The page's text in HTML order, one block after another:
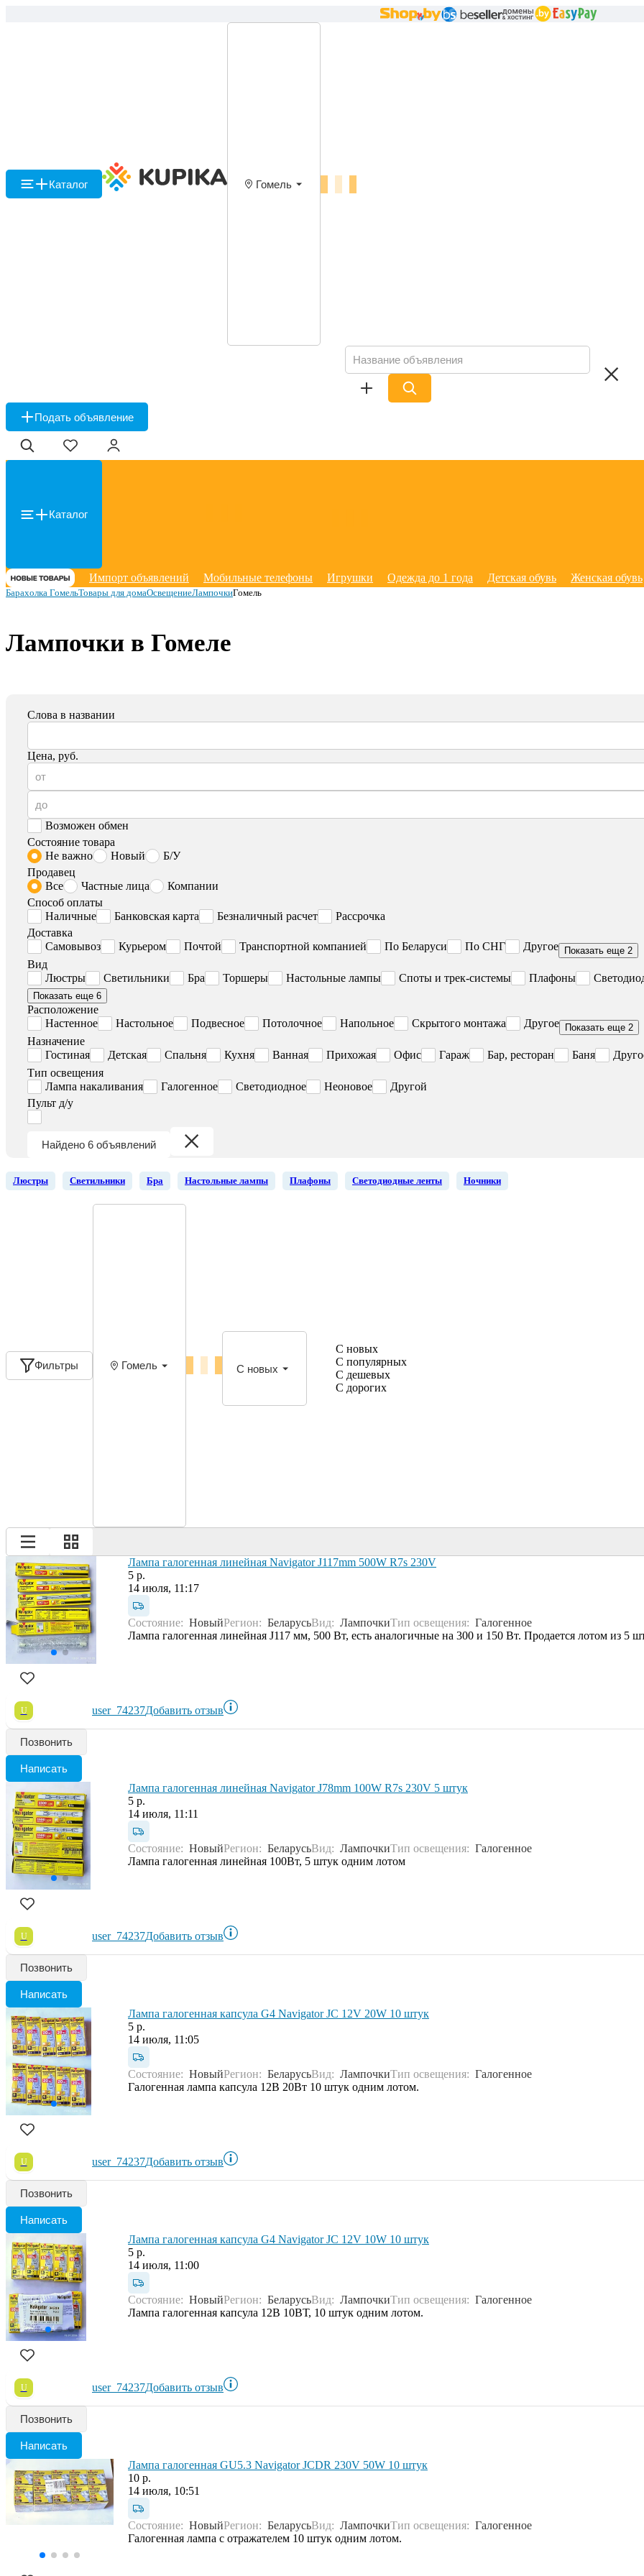
Каталог Гомель
Подать объявление
Каталог
Импорт объявлений Мобильные телефоны Игрушки Одежда до 1 года Детская обувь Женская обувь
Барахолка ГомельТовары для домаОсвещениеЛампочкиГомель
Лампочки в Гомеле
Слова в названии
Цена, руб.
Возможен обмен
Состояние товара
Не важно
Новый
Б/У
Продавец
Все
Частные лица
Компании
Способ оплаты
Наличные
Банковская карта Безналичный расчет
Рассрочка
Доставка
Самовывоз
Курьером Почтой Транспортной компанией По Беларуси По СНГ Другое Показать еще 2
Вид
Люстры
Светильники Бра Торшеры Настольные лампы Споты и трек-системы Плафоны
Показать еще 6
Расположение
Настенное
Настольное Подвесное Потолочное Напольное Скрытого монтажа Другое Показать еще 2
Назначение
Гостиная
Детская Спальня Кухня Ванная Прихожая Офис Гараж Бар, ресторан Баня
Тип освещения
Лампа накаливания
Галогенное Светодиодное Неоновое
Другой
Пульт д/у
Найдено 6 объявлений
Люстры Светильники Бра Настольные лампы Плафоны Светодиодные ленты Ночники
Фильтры Гомель С новых
С новых
С популярных
С дешевых
С дорогих
Лампа галогенная линейная Navigator J117mm 500W R7s 230V
5 р.
14 июля, 11:17
Состояние: НовыйРегион: БеларусьВид: ЛампочкиТип освещения: Галогенное
Лампа галогенная линейная J117 мм, 500 Вт, есть аналогичные на 300 и 150 Вт. Продается лотом из 5
U user_74237Добавить отзыв
Позвонить
Написать
Лампа галогенная линейная Navigator J78mm 100W R7s 230V 5 штук
5 р.
14 июля, 11:11
Состояние: НовыйРегион: БеларусьВид: ЛампочкиТип освещения: Галогенное
Лампа галогенная линейная 100Вт, 5 штук одним лотом
U user_74237Добавить отзыв
Позвонить
Написать
Лампа галогенная капсула G4 Navigator JC 12V 20W 10 штук
5 р.
14 июля, 11:05
Состояние: НовыйРегион: БеларусьВид: ЛампочкиТип освещения: Галогенное
Галогенная лампа капсула 12В 20Вт 10 штук одним лотом.
U user_74237Добавить отзыв
Позвонить
Написать
Лампа галогенная капсула G4 Navigator JC 12V 10W 10 штук
5 р.
14 июля, 11:00
Состояние: НовыйРегион: БеларусьВид: ЛампочкиТип освещения: Галогенное
Лампа галогенная капсула 12В 10ВТ, 10 штук одним лотом.
U user_74237Добавить отзыв
Позвонить
Написать
Лампа галогенная GU5.3 Navigator JCDR 230V 50W 10 штук
10 р.
14 июля, 10:51
Состояние: НовыйРегион: БеларусьВид: ЛампочкиТип освещения: Галогенное
Галогенная лампа с отражателем 10 штук одним лотом.